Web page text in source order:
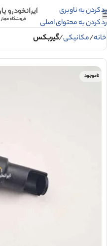
رد کردن به ناوبری
رد کردن به محتوای اصلی
خانه مکانیکی گیربکس
ناموجود